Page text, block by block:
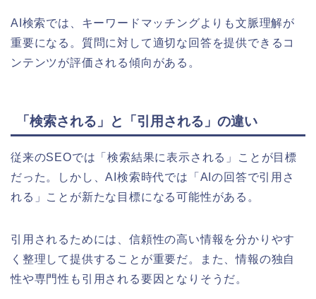
AI検索では、キーワードマッチングよりも文脈理解が
重要になる。質問に対して適切な回答を提供できるコ
ンテンツが評価される傾向がある。
「検索される」と「引用される」の違い
従来のSEOでは「検索結果に表示される」ことが目標
だった。しかし、AI検索時代では「AIの回答で引用さ
れる」ことが新たな目標になる可能性がある。
引用されるためには、信頼性の高い情報を分かりやす
く整理して提供することが重要だ。また、情報の独自
性や専門性も引用される要因となりそうだ。